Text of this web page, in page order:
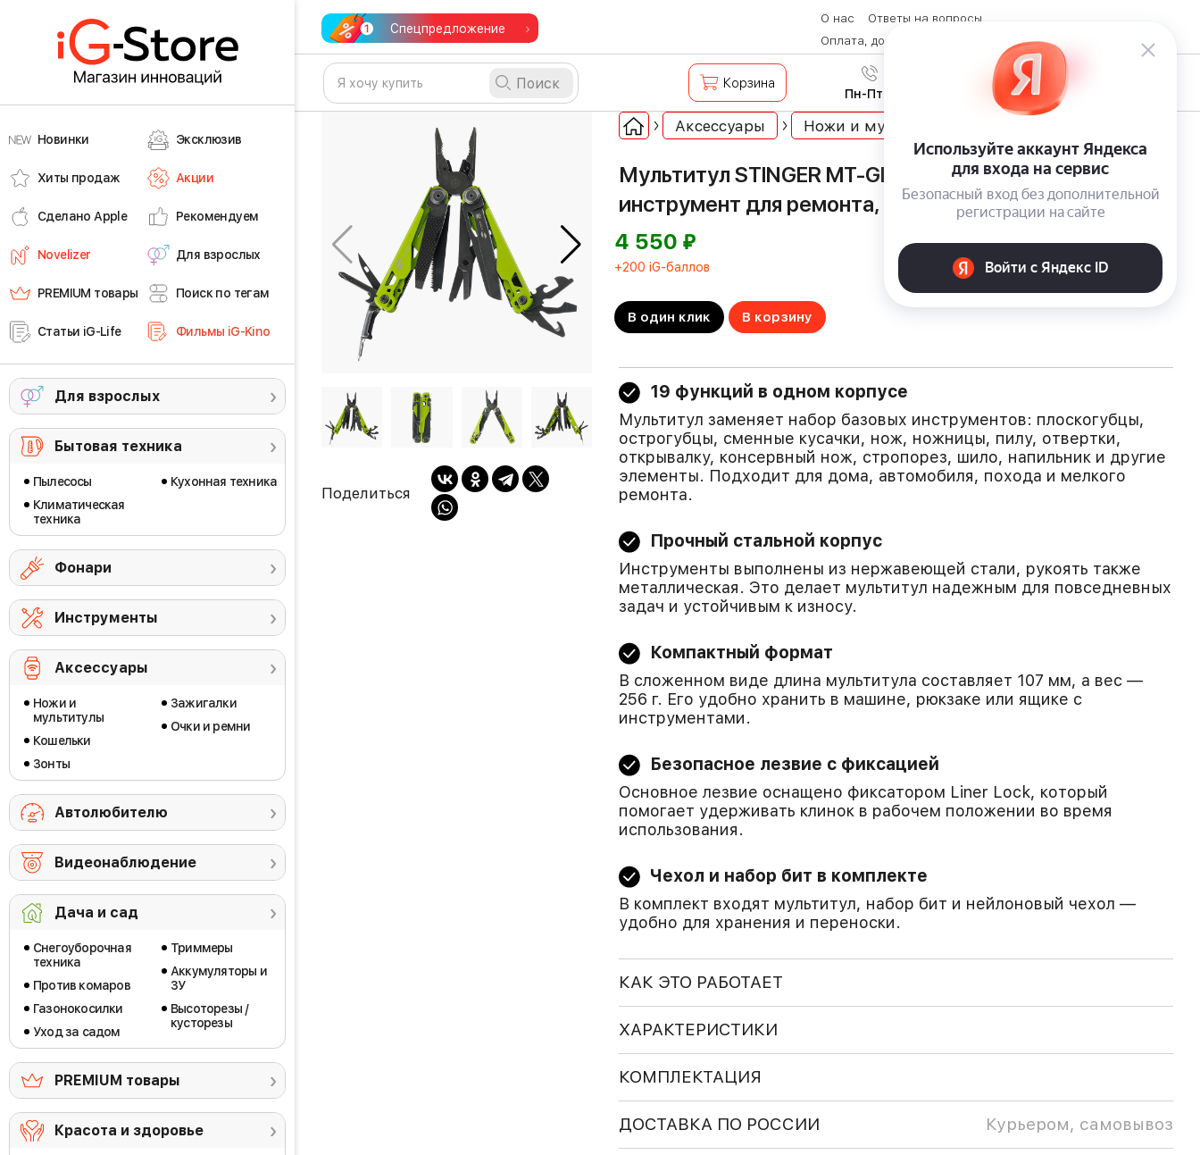
Новинки Эксклюзив
Хиты продаж Акции
Сделано Apple Рекомендуем
Novelizer Для взрослых
PREMIUM товары Поиск по тегам
Статьи iG-Life Фильмы iG-Kino
Для взрослых
Бытовая техника
Пылесосы
Климатическая
техника
Кухонная техника
Фонари
Инструменты
Аксессуары
Ножи и
мультитулы
Кошельки
Зонты
Зажигалки
Очки и ремни
Автолюбителю
Видеонаблюдение
Дача и сад
Снегоуборочная
техника
Против комаров
Газонокосилки
Уход за садом
Триммеры
Аккумуляторы и
ЗУ
Высоторезы /
кусторезы
PREMIUM товары
Красота и здоровье
Спецпредложение
О нас
Ответы на вопросы
Оплата, доставка и возврат товара
Контакты
Поиск Корзина 8 (800) 600-28-07
Пн-Пт с 9:00 до 19:00
Поделиться
Аксессуары Ножи и мультитулы
Мультитул STINGER MT-GHK11-SGR — компактный
инструмент для ремонта, авто и отдыха
4 550 ⃏
+200 iG-баллов
В один клик В корзину
19 функций в одном корпусе
Мультитул заменяет набор базовых инструментов: плоскогубцы,
острогубцы, сменные кусачки, нож, ножницы, пилу, отвертки,
открывалку, консервный нож, стропорез, шило, напильник и другие
элементы. Подходит для дома, автомобиля, похода и мелкого
ремонта.
Прочный стальной корпус
Инструменты выполнены из нержавеющей стали, рукоять также
металлическая. Это делает мультитул надежным для повседневных
задач и устойчивым к износу.
Компактный формат
В сложенном виде длина мультитула составляет 107 мм, а вес —
256 г. Его удобно хранить в машине, рюкзаке или ящике с
инструментами.
Безопасное лезвие с фиксацией
Основное лезвие оснащено фиксатором Liner Lock, который
помогает удерживать клинок в рабочем положении во время
использования.
Чехол и набор бит в комплекте
В комплект входят мультитул, набор бит и нейлоновый чехол —
удобно для хранения и переноски.
КАК ЭТО РАБОТАЕТ
ХАРАКТЕРИСТИКИ
КОМПЛЕКТАЦИЯ
ДОСТАВКА ПО РОССИИ Курьером, самовывоз